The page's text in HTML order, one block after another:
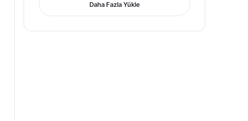
Daha Fazla Yükle